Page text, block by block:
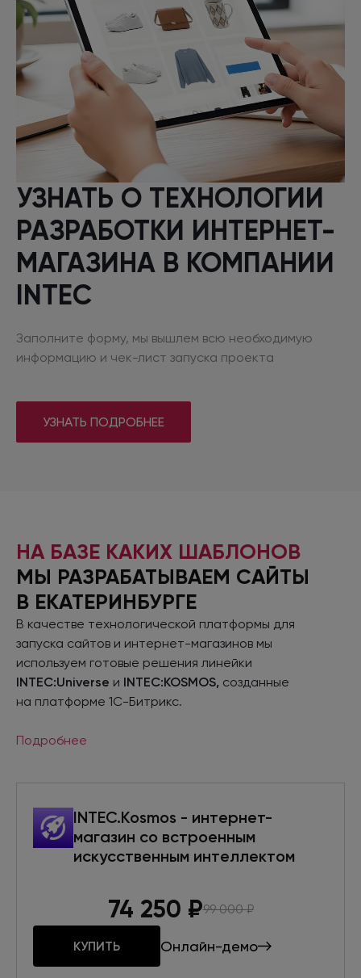
УЗНАТЬ О ТЕХНОЛОГИИ
РАЗРАБОТКИ ИНТЕРНЕТ-
МАГАЗИНА В КОМПАНИИ
INTEC
Заполните форму, мы вышлем всю необходимую
информацию и чек-лист запуска проекта
УЗНАТЬ ПОДРОБНЕЕ
НА БАЗЕ КАКИХ ШАБЛОНОВ
МЫ РАЗРАБАТЫВАЕМ САЙТЫ
В ЕКАТЕРИНБУРГЕ
В качестве технологической платформы для
запуска сайтов и интернет-магазинов мы
используем готовые решения линейки
INTEC:Universe и INTEC:KOSMOS, созданные
на платформе 1С-Битрикс.
Подробнее
INTEC.Kosmos - интернет-
магазин со встроенным
искусственным интеллектом
74 250 ₽99 000₽
КУПИТЬ Онлайн-демо